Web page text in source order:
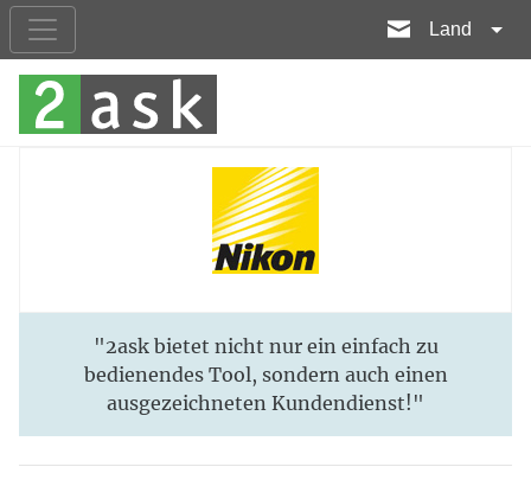
Land
"2ask bietet nicht nur ein einfach zu
bedienendes Tool, sondern auch einen
ausgezeichneten Kundendienst!"